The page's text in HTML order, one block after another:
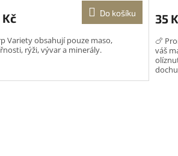
Kč Do košíku
Variety obsahují pouze maso,
rýži, vývar a minerály.
35
🍗
váš